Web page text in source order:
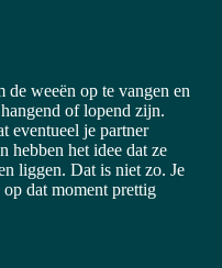
weeën op te vangen en
of lopend zijn.
eventueel je partner
hebben het idee dat ze
liggen. Dat is niet zo. Je
dat moment prettig